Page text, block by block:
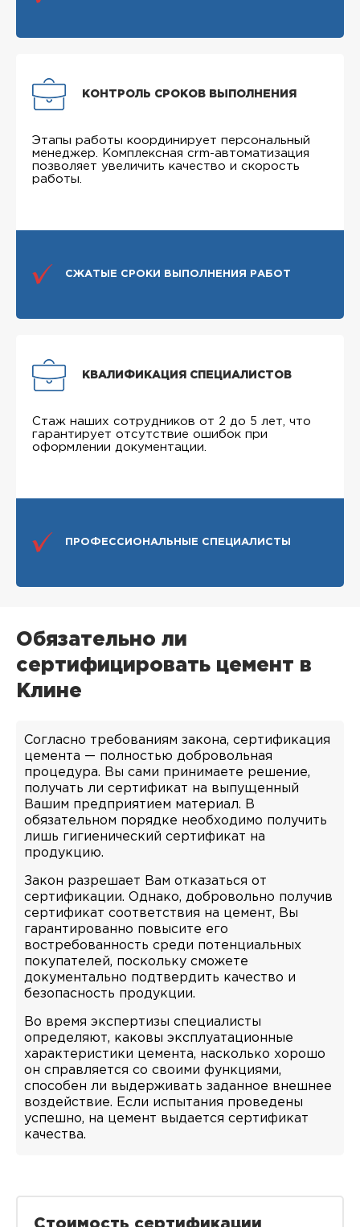
КОНТРОЛЬ СРОКОВ ВЫПОЛНЕНИЯ
Этапы работы координирует персональный
менеджер. Комплексная crm-автоматизация
позволяет увеличить качество и скорость
работы.
СЖАТЫЕ СРОКИ ВЫПОЛНЕНИЯ РАБОТ
КВАЛИФИКАЦИЯ СПЕЦИАЛИСТОВ
Стаж наших сотрудников от 2 до 5 лет, что
гарантирует отсутствие ошибок при
оформлении документации.
ПРОФЕССИОНАЛЬНЫЕ СПЕЦИАЛИСТЫ
Обязательно ли
сертифицировать цемент в
Клине
Согласно требованиям закона, сертификация
цемента — полностью добровольная
процедура. Вы сами принимаете решение,
получать ли сертификат на выпущенный
Вашим предприятием материал. В
обязательном порядке необходимо получить
лишь гигиенический сертификат на
продукцию.
Закон разрешает Вам отказаться от
сертификации. Однако, добровольно получив
сертификат соответствия на цемент, Вы
гарантированно повысите его
востребованность среди потенциальных
покупателей, поскольку сможете
документально подтвердить качество и
безопасность продукции.
Во время экспертизы специалисты
определяют, каковы эксплуатационные
характеристики цемента, насколько хорошо
он справляется со своими функциями,
способен ли выдерживать заданное внешнее
воздействие. Если испытания проведены
успешно, на цемент выдается сертификат
качества.
Стоимость сертификации